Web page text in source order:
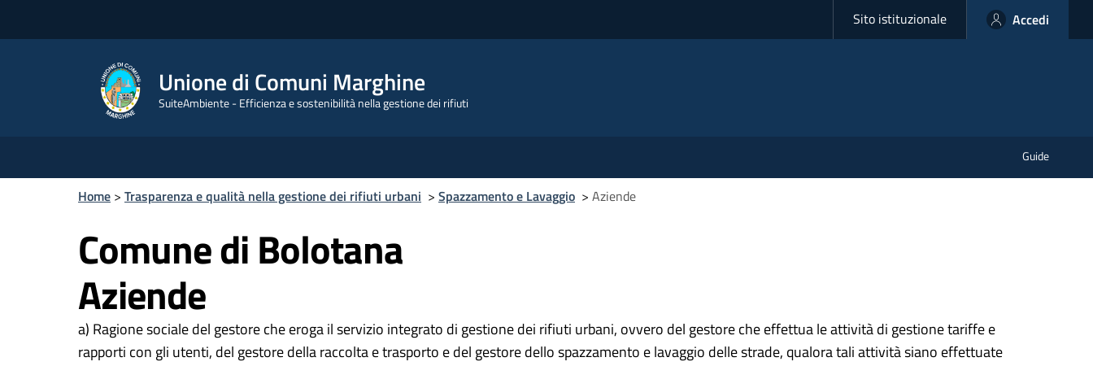
Sito istituzionale Accedi
Unione di Comuni Marghine
SuiteAmbiente - Efficienza e sostenibilità nella gestione dei rifiuti
Guide
Home > Trasparenza e qualità nella gestione dei rifiuti urbani > Spazzamento e Lavaggio > Aziende
Comune di Bolotana
Aziende
a) Ragione sociale del gestore che eroga il servizio integrato di gestione dei rifiuti urbani, ovvero del gestore che effettua le attività di gestione tariffe e
rapporti con gli utenti, del gestore della raccolta e trasporto e del gestore dello spazzamento e lavaggio delle strade, qualora tali attività siano effettuate